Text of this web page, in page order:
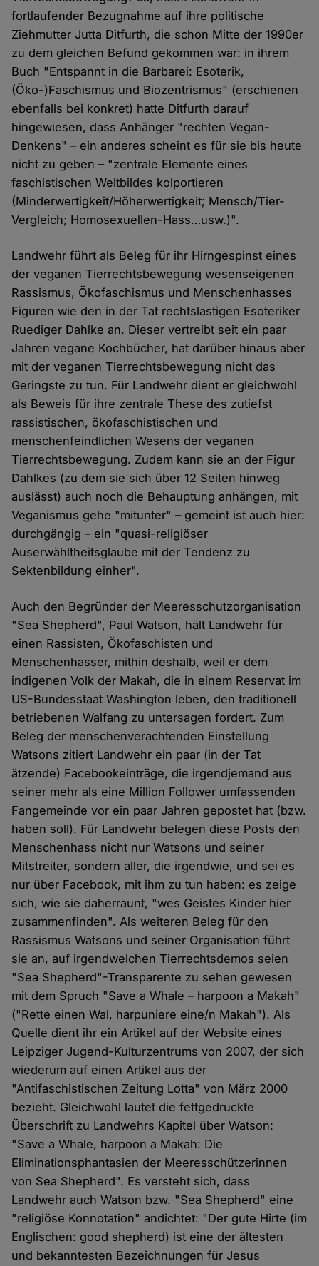
fortlaufender Bezugnahme auf ihre politische
Ziehmutter Jutta Ditfurth, die schon Mitte der 1990er
zu dem gleichen Befund gekommen war: in ihrem
Buch "Entspannt in die Barbarei: Esoterik,
(Öko-)Faschismus und Biozentrismus" (erschienen
ebenfalls bei konkret) hatte Ditfurth darauf
hingewiesen, dass Anhänger "rechten Vegan-
Denkens" – ein anderes scheint es für sie bis heute
nicht zu geben – "zentrale Elemente eines
faschistischen Weltbildes kolportieren
(Minderwertigkeit/Höherwertigkeit; Mensch/Tier-
Vergleich; Homosexuellen-Hass…usw.)".
Landwehr führt als Beleg für ihr Hirngespinst eines
der veganen Tierrechtsbewegung wesenseigenen
Rassismus, Ökofaschismus und Menschenhasses
Figuren wie den in der Tat rechtslastigen Esoteriker
Ruediger Dahlke an. Dieser vertreibt seit ein paar
Jahren vegane Kochbücher, hat darüber hinaus aber
mit der veganen Tierrechtsbewegung nicht das
Geringste zu tun. Für Landwehr dient er gleichwohl
als Beweis für ihre zentrale These des zutiefst
rassistischen, ökofaschistischen und
menschenfeindlichen Wesens der veganen
Tierrechtsbewegung. Zudem kann sie an der Figur
Dahlkes (zu dem sie sich über 12 Seiten hinweg
auslässt) auch noch die Behauptung anhängen, mit
Veganismus gehe "mitunter" – gemeint ist auch hier:
durchgängig – ein "quasi-religiöser
Auserwähltheitsglaube mit der Tendenz zu
Sektenbildung einher".
Auch den Begründer der Meeresschutzorganisation
"Sea Shepherd", Paul Watson, hält Landwehr für
einen Rassisten, Ökofaschisten und
Menschenhasser, mithin deshalb, weil er dem
indigenen Volk der Makah, die in einem Reservat im
US-Bundesstaat Washington leben, den traditionell
betriebenen Walfang zu untersagen fordert. Zum
Beleg der menschenverachtenden Einstellung
Watsons zitiert Landwehr ein paar (in der Tat
ätzende) Facebookeinträge, die irgendjemand aus
seiner mehr als eine Million Follower umfassenden
Fangemeinde vor ein paar Jahren gepostet hat (bzw.
haben soll). Für Landwehr belegen diese Posts den
Menschenhass nicht nur Watsons und seiner
Mitstreiter, sondern aller, die irgendwie, und sei es
nur über Facebook, mit ihm zu tun haben: es zeige
sich, wie sie daherraunt, "wes Geistes Kinder hier
zusammenfinden". Als weiteren Beleg für den
Rassismus Watsons und seiner Organisation führt
sie an, auf irgendwelchen Tierrechtsdemos seien
"Sea Shepherd"-Transparente zu sehen gewesen
mit dem Spruch "Save a Whale – harpoon a Makah"
("Rette einen Wal, harpuniere eine/n Makah"). Als
Quelle dient ihr ein Artikel auf der Website eines
Leipziger Jugend-Kulturzentrums von 2007, der sich
wiederum auf einen Artikel aus der
"Antifaschistischen Zeitung Lotta" von März 2000
bezieht. Gleichwohl lautet die fettgedruckte
Überschrift zu Landwehrs Kapitel über Watson:
"Save a Whale, harpoon a Makah: Die
Eliminationsphantasien der Meeresschützerinnen
von Sea Shepherd". Es versteht sich, dass
Landwehr auch Watson bzw. "Sea Shepherd" eine
"religiöse Konnotation" andichtet: "Der gute Hirte (im
Englischen: good shepherd) ist eine der ältesten
und bekanntesten Bezeichnungen für Jesus